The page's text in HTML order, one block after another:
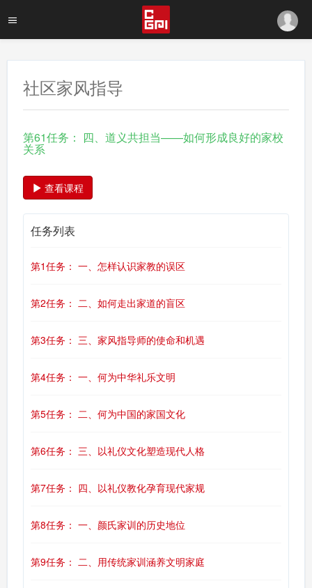
社区家风指导
第61任务： 四、道义共担当——如何形成良好的家校
关系
查看课程
任务列表
第1任务： 一、怎样认识家教的误区
第2任务： 二、如何走出家道的盲区
第3任务： 三、家风指导师的使命和机遇
第4任务： 一、何为中华礼乐文明
第5任务： 二、何为中国的家国文化
第6任务： 三、以礼仪文化塑造现代人格
第7任务： 四、以礼仪教化孕育现代家规
第8任务： 一、颜氏家训的历史地位
第9任务： 二、用传统家训涵养文明家庭